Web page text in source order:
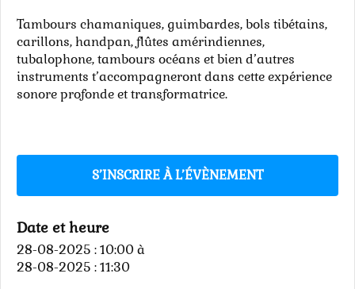
Tambours chamaniques, guimbardes, bols tibétains,
carillons, handpan, flûtes amérindiennes,
tubalophone, tambours océans et bien d’autres
instruments t’accompagneront dans cette expérience
sonore profonde et transformatrice.
S’INSCRIRE À L’ÉVÈNEMENT
Date et heure
28-08-2025 : 10:00à
28-08-2025 : 11:30